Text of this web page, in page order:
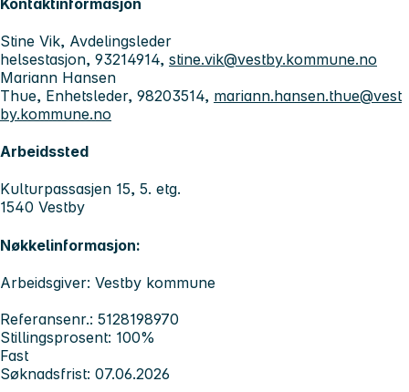
Stine Vik, Avdelingsleder
helsestasjon, 93214914, stine.vik@vestby.kommune.no
Mariann Hansen
Thue, Enhetsleder, 98203514, mariann.hansen.thue@vest
by.kommune.no
Arbeidssted
Kulturpassasjen 15, 5. etg.
1540 Vestby
Nøkkelinformasjon:
Arbeidsgiver: Vestby kommune
Referansenr.: 5128198970
Stillingsprosent: 100%
Fast
Søknadsfrist: 07.06.2026